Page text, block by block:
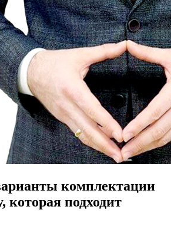
комплектации
которая подходит